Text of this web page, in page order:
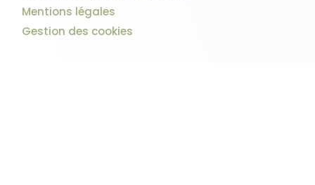
Mentions légales
Gestion des cookies